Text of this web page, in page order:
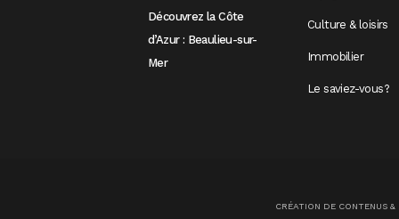
Découvrez la Côte
d’Azur : Beaulieu-sur-
Mer
Culture & loisirs
Immobilier
Le saviez-vous?
CRÉATION DE CONTENUS